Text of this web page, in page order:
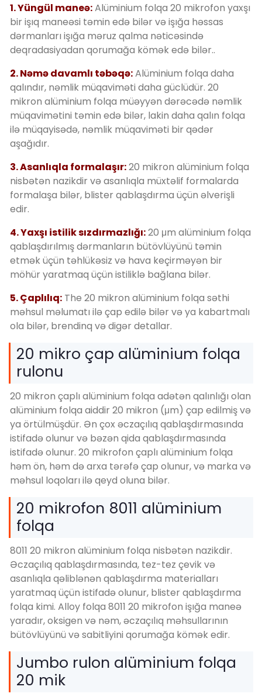
1. Yüngül maneə:Alüminium folqa 20 mikrofon yaxşı
bir işıq maneəsi təmin edə bilər və işığa həssas
dərmanları işığa məruz qalma nəticəsində
deqradasiyadan qorumağa kömək edə bilər..
2. Nəmə davamlı təbəqə:Alüminium folqa daha
qalındır, nəmlik müqaviməti daha güclüdür. 20
mikron alüminium folqa müəyyən dərəcədə nəmlik
müqavimətini təmin edə bilər, lakin daha qalın folqa
ilə müqayisədə, nəmlik müqaviməti bir qədər
aşağıdır.
3. Asanlıqla formalaşır:20 mikron alüminium folqa
nisbətən nazikdir və asanlıqla müxtəlif formalarda
formalaşa bilər, blister qablaşdırma üçün əlverişli
edir.
4. Yaxşı istilik sızdırmazlığı:20 μm alüminium folqa
qablaşdırılmış dərmanların bütövlüyünü təmin
etmək üçün təhlükəsiz və hava keçirməyən bir
möhür yaratmaq üçün istiliklə bağlana bilər.
5. Çaplılıq: The 20 mikron alüminium folqa səthi
məhsul məlumatı ilə çap edilə bilər və ya kabartmalı
ola bilər, brendinq və digər detallar.
20 mikro çap alüminium folqa
rulonu
20 mikron çaplı alüminium folqa adətən qalınlığı olan
alüminium folqa aiddir 20 mikron (μm) çap edilmiş və
ya örtülmüşdür. Ən çox əczaçılıq qablaşdırmasında
istifadə olunur və bəzən qida qablaşdırmasında
istifadə olunur. 20 mikrofon çaplı alüminium folqa
həm ön, həm də arxa tərəfə çap olunur, və marka və
məhsul loqoları ilə qeyd oluna bilər.
20 mikrofon 8011 alüminium
folqa
8011 20 mikron alüminium folqa nisbətən nazikdir.
Əczaçılıq qablaşdırmasında, tez-tez çevik və
asanlıqla qəliblənən qablaşdırma materialları
yaratmaq üçün istifadə olunur, blister qablaşdırma
folqa kimi. Alloy folqa 8011 20 mikrofon işığa maneə
yaradır, oksigen və nəm, əczaçılıq məhsullarının
bütövlüyünü və sabitliyini qorumağa kömək edir.
Jumbo rulon alüminium folqa
20 mik